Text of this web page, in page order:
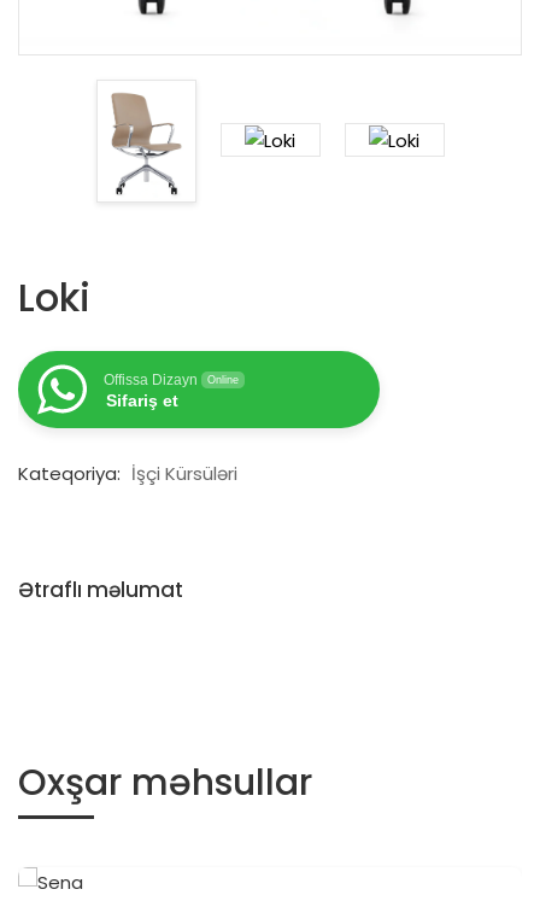
Loki
Offissa Dizayn Online
Sifariş et
Kateqoriya: İşçi Kürsüləri
Ətraflı məlumat
Oxşar məhsullar